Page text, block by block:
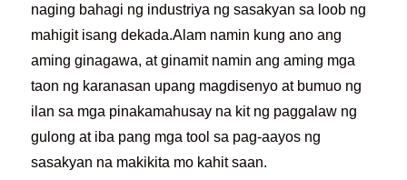
naging bahagi ng industriya ng sasakyan sa loob ng
mahigit isang dekada.Alam namin kung ano ang
aming ginagawa, at ginamit namin ang aming mga
taon ng karanasan upang magdisenyo at bumuo ng
ilan sa mga pinakamahusay na kit ng paggalaw ng
gulong at iba pang mga tool sa pag-aayos ng
sasakyan na makikita mo kahit saan.